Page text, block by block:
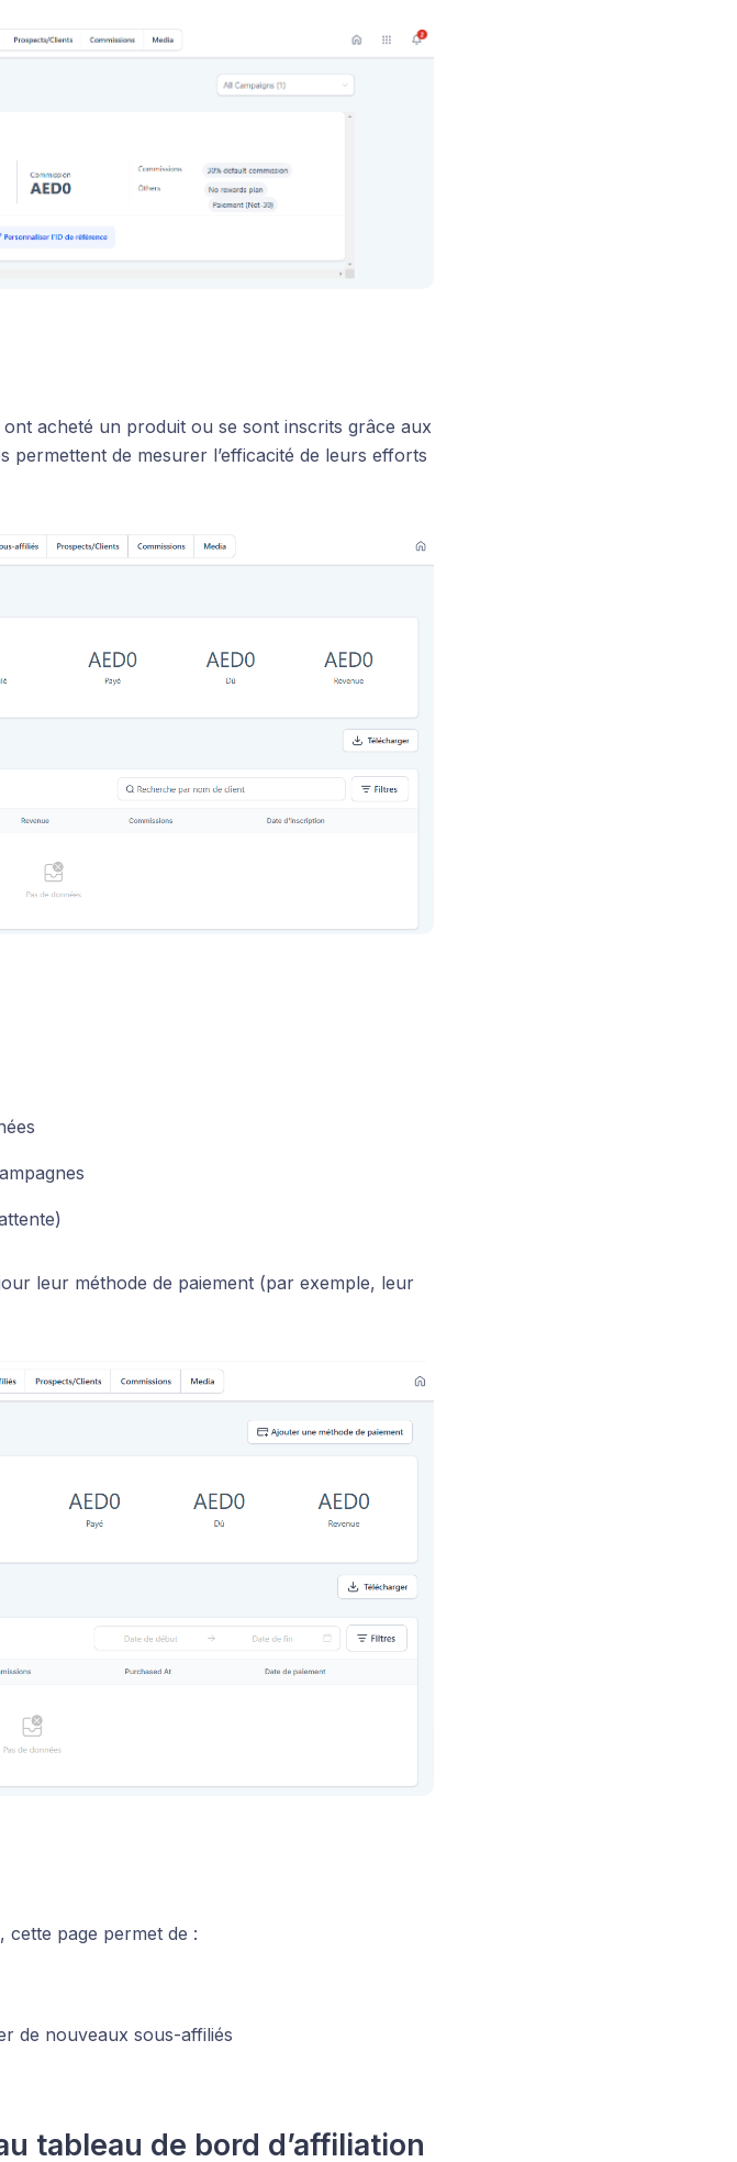
acheté un produit ou se sont inscrits grâce aux
permettent de mesurer l’efficacité de leurs efforts
leur méthode de paiement (par exemple, leur
cette page permet de :
de nouveaux sous-affiliés
tableau de bord d’affiliation